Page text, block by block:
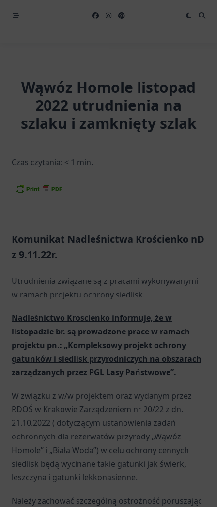
Wąwóz Homole listopad
2022 utrudnienia na
szlaku i zamknięty szlak
Czas czytania: < 1 min.
Komunikat Nadleśnictwa Krościenko nD
z 9.11.22r.
Utrudnienia związane są z pracami wykonywanymi
w ramach projektu ochrony siedlisk.
Nadleśnictwo Kroscienko informuje, że w
listopadzie br. są prowadzone prace w ramach
projektu pn.: „Kompleksowy projekt ochrony
gatunków i siedlisk przyrodniczych na obszarach
zarządzanych przez PGL Lasy Państwowe”.
W związku z w/w projektem oraz wydanym przez
RDOŚ w Krakowie Zarządzeniem nr 20/22 z dn.
21.10.2022 ( dotyczącym ustanowienia zadań
ochronnych dla rezerwatów przyrody „Wąwóz
Homole” i „Biała Woda”) w celu ochrony cennych
siedlisk będą wycinane takie gatunki jak świerk,
leszczyna i gatunki lekkonasienne.
Należy zachować szczególną ostrożność poruszając